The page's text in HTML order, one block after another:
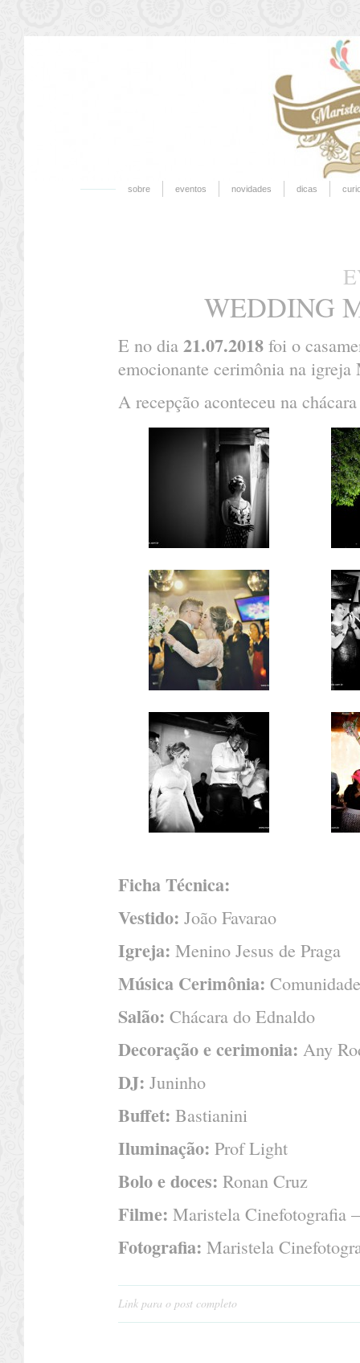
sobre eventos novidades dicas
WEDDING
E no dia 21.07.2018foi o
emocionante cerimônia na igreja
A recepção aconteceu na
Ficha Técnica:
Vestido: João Favarao
Igreja: Menino Jesus de Praga
Música Cerimônia:
Salão: Chácara do Ednaldo
Decoração e cerimonia: Any
DJ: Juninho
Buffet: Bastianini
Iluminação: Prof Light
Bolo e doces: Ronan Cruz
Filme: Maristela Cinefotografia
Fotografia: Maristela
Link para o post completo